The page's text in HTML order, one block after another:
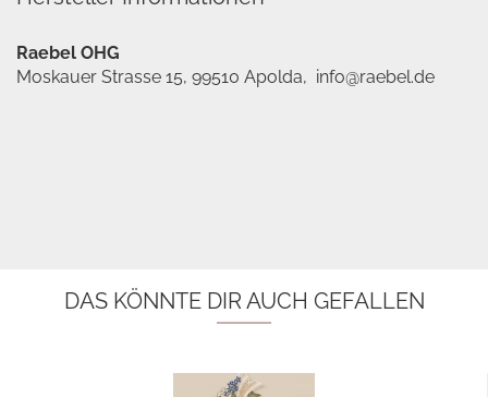
Raebel OHG
Moskauer Strasse 15, 99510 Apolda, info@raebel.de
DAS KÖNNTE DIR AUCH GEFALLEN